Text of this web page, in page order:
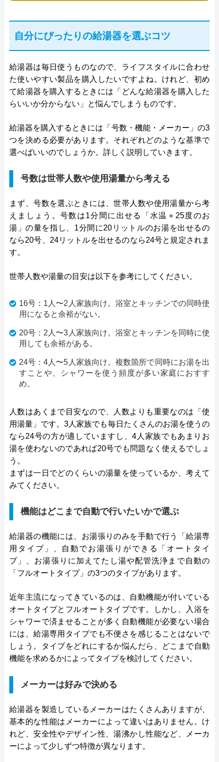
自分にぴったりの給湯器を選ぶコツ
給湯器は毎日使うものなので、ライフスタイルに合わせ
た使いやすい製品を購入したいですよね。けれど、初め
て給湯器を購入するときには「どんな給湯器を購入した
らいいか分からない」と悩んでしまうものです。
給湯器を購入するときには「号数・機能・メーカー」の3
つを決める必要があります。それぞれどのような基準で
選べばいいのでしょうか。詳しく説明していきます。
号数は世帯人数や使用湯量から考える
まず、号数を選ぶときには、世帯人数や使用湯量から考
えましょう。号数は1分間に出せる「水温＋25度のお
湯」の量を指し、1分間に20リットルのお湯を出せるの
なら20号、24リットルを出せるのなら24号と規定されま
す。
世帯人数や湯量の目安は以下を参考にしてください。
16号：1人〜2人家族向け。浴室とキッチンでの同時使
用になると余裕がない。
20号：2人〜3人家族向け。浴室とキッチンを同時に使
用しても余裕がある。
24号：4人〜5人家族向け。複数箇所で同時にお湯を出
すことや、シャワーを使う頻度が多い家庭におすす
め。
人数はあくまで目安なので、人数よりも重要なのは「使
用湯量」です。3人家族でも毎日たくさんのお湯を使うの
なら24号の方が適していますし、4人家族でもあまりお
湯を使わないのであれば20号でも問題なく使えるでしょ
う。
まずは一日でどのくらいの湯量を使っているか、考えて
みてください。
機能はどこまで自動で行いたいかで選ぶ
給湯器の機能には、お湯張りのみを手動で行う「給湯専
用タイプ」、自動でお湯張りができる「オートタイ
プ」、お湯張りに加えてたし湯や配管洗浄まで自動の
「フルオートタイプ」の3つのタイプがあります。
近年主流になってきているのは、自動機能が付いている
オートタイプとフルオートタイプです。しかし、入浴を
シャワーで済ませることが多く自動機能が必要ない場合
には、給湯専用タイプでも不便さを感じることはないで
しょう。タイプをどれにするか悩んだら、どこまで自動
機能を求めるかによってタイプを検討してください。
メーカーは好みで決める
給湯器を製造しているメーカーはたくさんありますが、
基本的な性能はメーカーによって違いはありません。け
れど、安全性やデザイン性、湯沸かし性能など、メーカ
ーによって少しずつ特徴が異なります。